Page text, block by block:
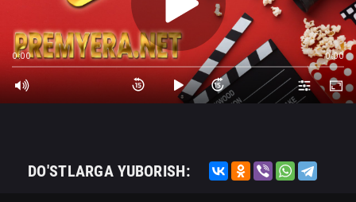
0:00 0:00
DO'STLARGA YUBORISH: